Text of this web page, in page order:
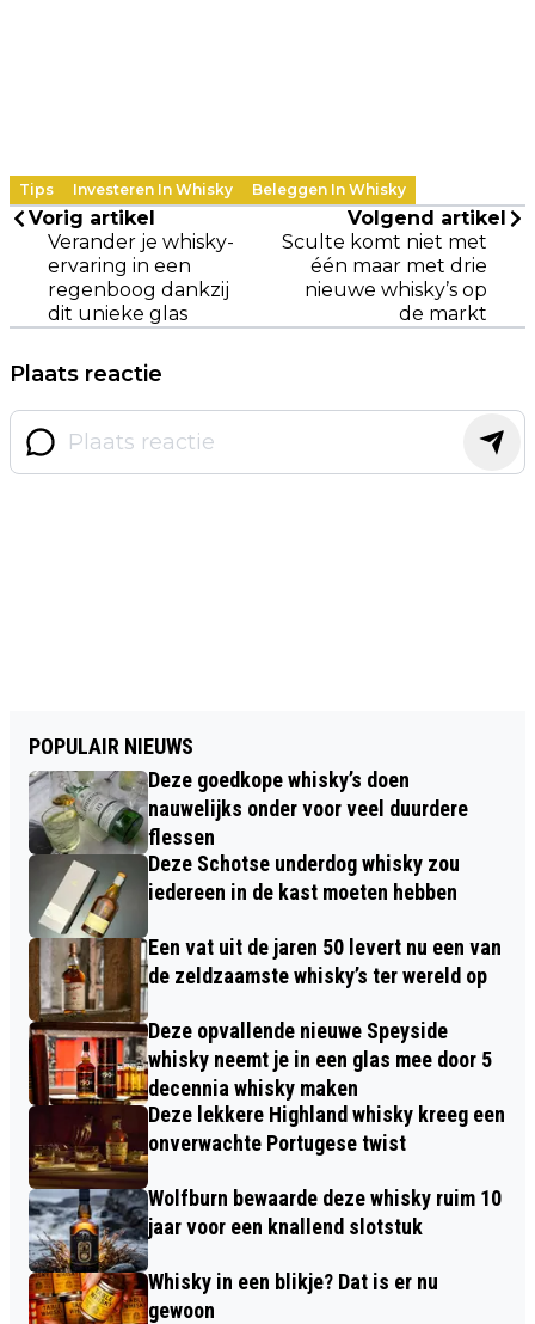
Tips Investeren In Whisky Beleggen In Whisky
Vorig artikel
Verander je whisky-
ervaring in een
regenboog dankzij
dit unieke glas
Volgend artikel
Sculte komt niet met
één maar met drie
nieuwe whisky’s op
de markt
Plaats reactie
POPULAIR NIEUWS
Deze goedkope whisky’s doen
nauwelijks onder voor veel duurdere
flessen
Deze Schotse underdog whisky zou
iedereen in de kast moeten hebben
Een vat uit de jaren 50 levert nu een van
de zeldzaamste whisky’s ter wereld op
Deze opvallende nieuwe Speyside
whisky neemt je in een glas mee door 5
decennia whisky maken
Deze lekkere Highland whisky kreeg een
onverwachte Portugese twist
Wolfburn bewaarde deze whisky ruim 10
jaar voor een knallend slotstuk
Whisky in een blikje? Dat is er nu
gewoon